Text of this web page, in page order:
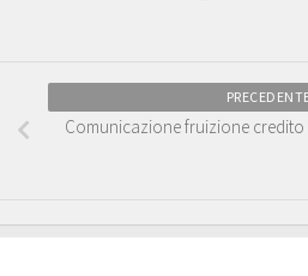
Comunicazione fruizione credito